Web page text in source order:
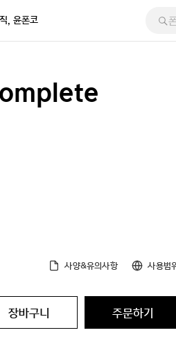
, 윤폰코
사양&유의사항 사용범
장바구니 주문하기